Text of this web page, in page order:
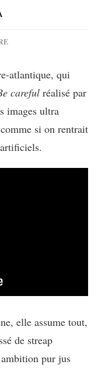
SUR
B
CAREFUL
atlantique, qui
careful réalisé par
images ultra
si on rentrait
elle assume tout,
de streap
pur jus